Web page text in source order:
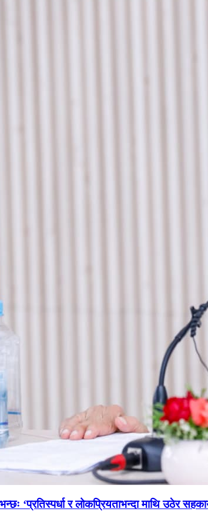
‘प्रतिस्पर्धा र लोकप्रियताभन्दा माथि उठेर